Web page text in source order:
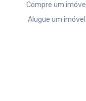
Compre um imóvel
Alugue um imóvel